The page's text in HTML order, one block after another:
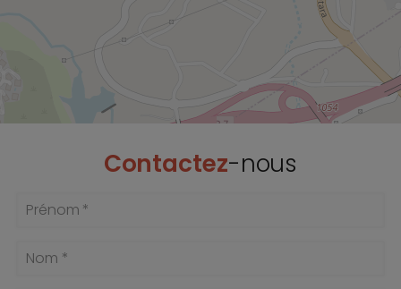
Contactez-nous
Prénom *
Nom *